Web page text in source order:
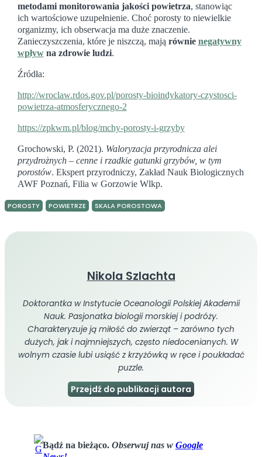
metodami monitorowania jakości powietrza, stanowiąc
ich wartościowe uzupełnienie. Choć porosty to niewielkie
organizmy, ich obserwacja ma duże znaczenie.
Zanieczyszczenia, które je niszczą, mają równie negatywny
wpływna zdrowie ludzi.
Źródła:
http://wroclaw.rdos.gov.pl/porosty-bioindykatory-czystosci-
powietrza-atmosferycznego-2
https://zpkwm.pl/blog/mchy-porosty-i-grzyby
Grochowski, P. (2021). Waloryzacja przyrodnicza alei
przydrożnych – cenne i rzadkie gatunki grzybów, w tym
porostów. Ekspert przyrodniczy, Zakład Nauk Biologicznych
AWF Poznań, Filia w Gorzowie Wlkp.
POROSTY POWIETRZE SKALA POROSTOWA
Nikola Szlachta
Doktorantka w Instytucie Oceanologii Polskiej Akademii
Nauk. Pasjonatka biologii morskiej i podróży.
Charakteryzuje ją miłość do zwierząt – zarówno tych
dużych, jak i najmniejszych, często niedocenianych. W
wolnym czasie lubi usiąść z krzyżówką w ręce i poukładać
puzzle.
Przejdź do publikacji autora
Bądź na bieżąco. Obserwuj nas w Google